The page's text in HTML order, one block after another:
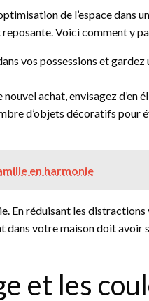
de l’espace dans
Voici comment y
vos possessions et gardez
nouvel achat, envisagez d’en
d’objets décoratifs pour
en harmonie
En réduisant les distractions
dans votre maison doit avoir
et les